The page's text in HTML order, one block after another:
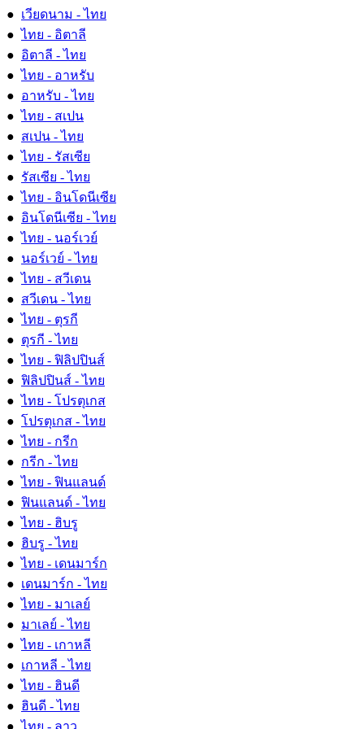
● เวียดนาม - ไทย
●ไทย - อิตาลี
● อิตาลี - ไทย
●ไทย - อาหรับ
● อาหรับ - ไทย
●ไทย - สเปน
● สเปน - ไทย
●ไทย - รัสเซีย
● รัสเซีย - ไทย
●ไทย - อินโดนีเซีย
● อินโดนีเซีย - ไทย
●ไทย - นอร์เวย์
● นอร์เวย์ - ไทย
●ไทย - สวีเดน
● สวีเดน - ไทย
●ไทย - ตุรกี
● ตุรกี - ไทย
●ไทย - ฟิลิปปินส์
● ฟิลิปปินส์ - ไทย
●ไทย - โปรตุเกส
● โปรตุเกส - ไทย
●ไทย - กรีก
● กรีก - ไทย
●ไทย - ฟินแลนด์
● ฟินแลนด์ - ไทย
●ไทย - ฮิบรู
● ฮิบรู - ไทย
●ไทย - เดนมาร์ก
● เดนมาร์ก - ไทย
●ไทย - มาเลย์
● มาเลย์ - ไทย
●ไทย - เกาหลี
● เกาหลี - ไทย
●ไทย - ฮินดี
● ฮินดี - ไทย